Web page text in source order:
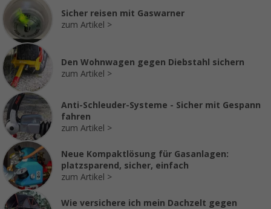
Sicher reisen mit Gaswarner
zum Artikel
Den Wohnwagen gegen Diebstahl sichern
zum Artikel
Anti-Schleuder-Systeme - Sicher mit Gespann
fahren
zum Artikel
Neue Kompaktlösung für Gasanlagen:
platzsparend, sicher, einfach
zum Artikel
Wie versichere ich mein Dachzelt gegen